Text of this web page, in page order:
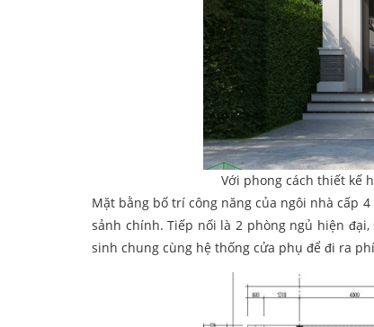
Với phong cách thiết kế
Mặt bằng bố trí công năng của ngôi nhà cấp
sảnh chính. Tiếp nối là 2 phòng ngủ hiện
sinh chung cùng hệ thống cửa phụ để đi ra